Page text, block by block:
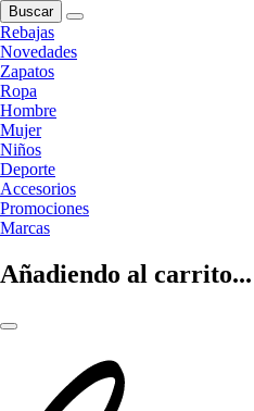
Buscar
Rebajas
Novedades
Zapatos
Ropa
Hombre
Mujer
Niños
Deporte
Accesorios
Promociones
Marcas
Añadiendo al carrito...